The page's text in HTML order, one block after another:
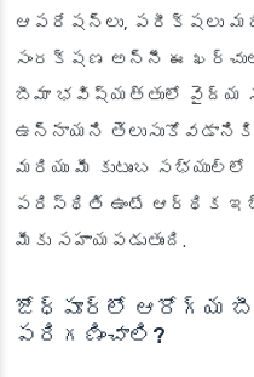
ఆపరేషన్లు, పరీక్షలు
సంరక్షణ అన్నీ ఈ
బీమా భవిష్యత్తులో వైద్య
ఉన్నాయని తెలుసుకోవడానికి
మరియు మీ కుటుంబ
పరిస్థితి ఉంటే ఆర్థిక
మీకు సహాయపడుతుంది.
జోధ్‌పూర్‌లో ఆరోగ్య
పరిగణించాలి?